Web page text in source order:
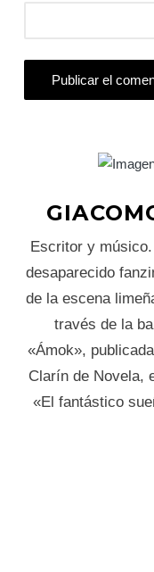
Escritor y
desaparecido
de la escena
través de la
«Ámok»,
Clarín de Novela,
«El fantástico